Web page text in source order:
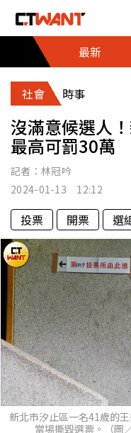
最新
社會 時事
沒滿意候選人
最高可罰30萬
記者： 林冠吟
2024-01-13 12:12
投票 開票 選
新北市汐止區一名41歲的
當場撕毀選票。（圖